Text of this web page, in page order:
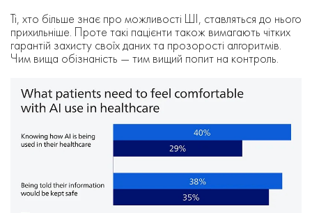
Ті, хто більше знає про можливості ШІ, ставляться до нього
прихильніше. Проте такі пацієнти також вимагають чітких
гарантій захисту своїх даних та прозорості алгоритмів.
Чим вища обізнаність — тим вищий попит на контроль.